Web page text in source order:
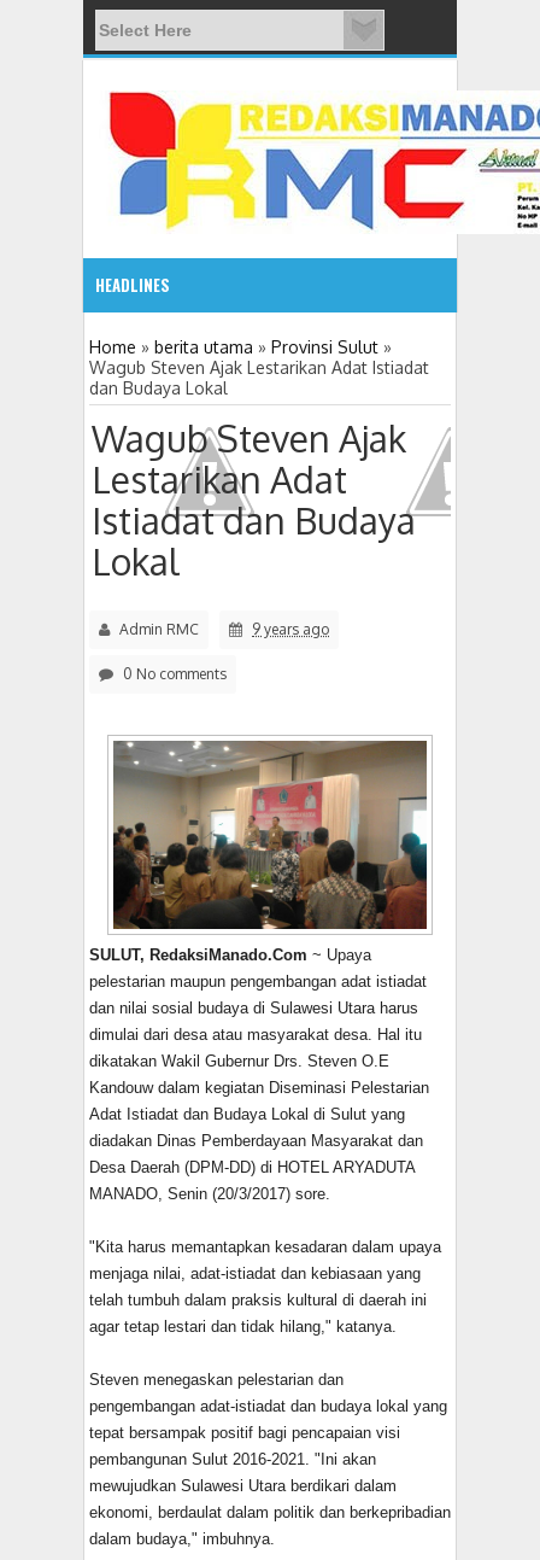
HEADLINES
Home » berita utama » Provinsi Sulut »
Wagub Steven Ajak Lestarikan Adat Istiadat
dan Budaya Lokal
Wagub Steven Ajak
Lestarikan Adat
Istiadat dan Budaya
Lokal
Admin RMC 9 years ago
0 No comments
SULUT, RedaksiManado.Com ~ Upaya
pelestarian maupun pengembangan adat istiadat
dan nilai sosial budaya di Sulawesi Utara harus
dimulai dari desa atau masyarakat desa. Hal itu
dikatakan Wakil Gubernur Drs. Steven O.E
Kandouw dalam kegiatan Diseminasi Pelestarian
Adat Istiadat dan Budaya Lokal di Sulut yang
diadakan Dinas Pemberdayaan Masyarakat dan
Desa Daerah (DPM-DD) di HOTEL ARYADUTA
MANADO, Senin (20/3/2017) sore.
"Kita harus memantapkan kesadaran dalam upaya
menjaga nilai, adat-istiadat dan kebiasaan yang
telah tumbuh dalam praksis kultural di daerah ini
agar tetap lestari dan tidak hilang," katanya.
Steven menegaskan pelestarian dan
pengembangan adat-istiadat dan budaya lokal yang
tepat bersampak positif bagi pencapaian visi
pembangunan Sulut 2016-2021. "Ini akan
mewujudkan Sulawesi Utara berdikari dalam
ekonomi, berdaulat dalam politik dan berkepribadian
dalam budaya," imbuhnya.